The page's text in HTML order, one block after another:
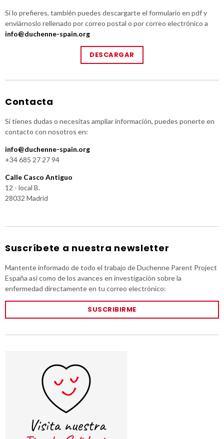
Si lo prefieres, también puedes descargarte el formulario en pdf y
enviárnoslo rellenado por correo postal o por correo electrónico a
info@duchenne-spain.org
DESCARGAR
Contacta
Si tienes dudas o necesitas ampliar información, puedes ponerte en
contacto con nosotros en:
info@duchenne-spain.org
+34 685 27 27 94
Calle Casco Antiguo
12 - local B.
28032 Madrid
Suscríbete a nuestra newsletter
Mantente informado de todo el trabajo de Duchenne Parent Project
España así como de los avances en investigación sobre la
enfermedad directamente en tu correo electrónico:
SUSCRIBIRME